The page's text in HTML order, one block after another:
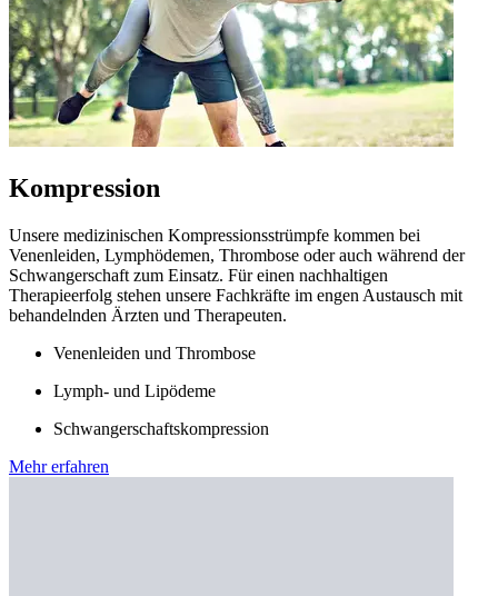
Kompression
Unsere medizinischen Kompressionsstrümpfe kommen bei
Venenleiden, Lymphödemen, Thrombose oder auch während der
Schwangerschaft zum Einsatz. Für einen nachhaltigen
Therapieerfolg stehen unsere Fachkräfte im engen Austausch mit
behandelnden Ärzten und Therapeuten.
Venenleiden und Thrombose
Lymph- und Lipödeme
Schwangerschaftskompression
Mehr erfahren